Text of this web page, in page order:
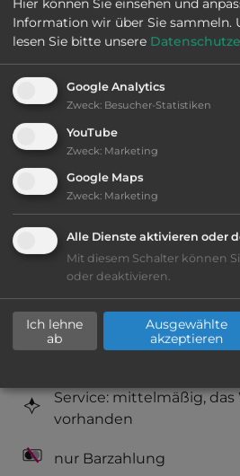
Ausstattung:
bis 25,- Euro
Klassifizierung:
Platzeinrichtung:
Geräuschkulisse:
Service: mittelmäßig,
vorhanden
nur Barzahlung
Hier können Sie einsehen und
Information wir über Sie sammeln.
lesen Sie bitte unsere
Google Analytics
Zweck: Besucher-Statistiken
YouTube
Zweck: Marketing
Google Maps
Zweck: Marketing
Alle Dienste aktivieren oder
Mit diesem Schalter können
oder deaktivieren.
Ich lehne
ab
Ausgewählte
akzeptieren